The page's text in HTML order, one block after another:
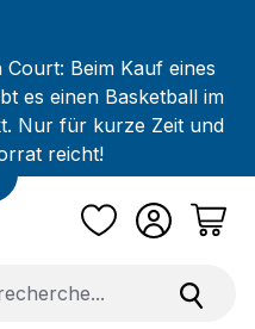
Beim Kauf eines
es einen Basketball im
Nur für kurze Zeit und
reicht!